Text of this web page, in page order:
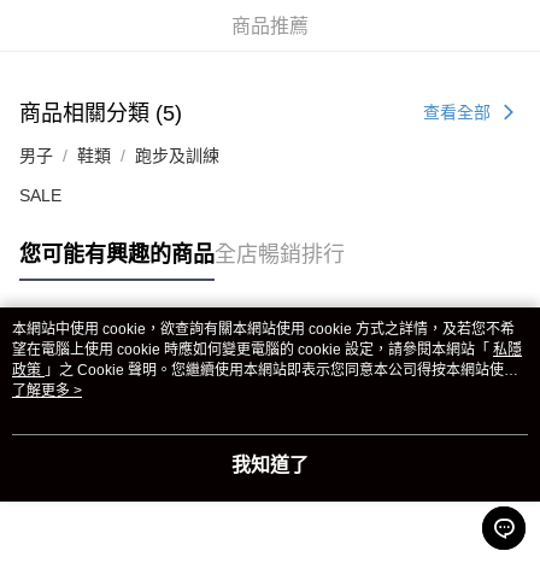
商品推薦
商品相關分類 (5) 查看全部
男子 鞋類 跑步及訓練
SALE
您可能有興趣的商品全店暢銷排行
熱門標籤
熱銷排行
本網站中使用 cookie，欲查詢有關本網站使用 cookie 方式之詳情，及若您不希
望在電腦上使用 cookie 時應如何變更電腦的 cookie 設定，請參閱本網站「 私隱
政策 」之 Cookie 聲明。您繼續使用本網站即表示您同意本公司得按本網站使用
條款之 Cookie 聲明使用 cookie。
了解更多 >
我知道了